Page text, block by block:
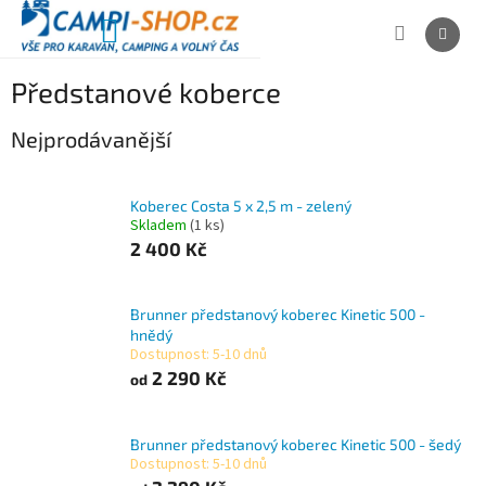
Přejít
obsah
NÁKUPNÍ
Předstanové koberce
Nejprodávanější
Koberec Costa 5 x 2,5 m - zelený
Skladem (1 ks)
2 400 Kč
Brunner předstanový koberec Kinetic 500 -
hnědý
Dostupnost: 5-10 dnů
od 2 290 Kč
Brunner předstanový koberec Kinetic 500 - šedý
Dostupnost: 5-10 dnů